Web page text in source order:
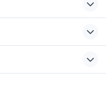
auto cabrio